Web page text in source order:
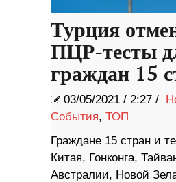
Турция
ПЦР-тесты
граждан 15
03/05/2021 / 2:27 /
События, ТОП
Граждане 15 стран и
Китая, Гонконга,
Австралии, Новой